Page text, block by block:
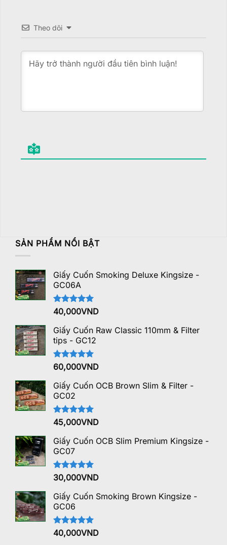
SẢN PHẨM NỔI BẬT
Giấy Cuốn Smoking Deluxe Kingsize -
GC06A
Được xếp
hạng
5 sao
40,000VND
Giấy Cuốn Raw Classic 110mm & Filter
tips - GC12
Được xếp
hạng
5 sao
60,000VND
Giấy Cuốn OCB Brown Slim & Filter -
GC02
Được xếp
hạng
5 sao
45,000VND
Giấy Cuốn OCB Slim Premium Kingsize -
GC07
Được xếp
hạng
5 sao
30,000VND
Giấy Cuốn Smoking Brown Kingsize -
GC06
Được xếp
hạng
40,000VND
Theo dõi